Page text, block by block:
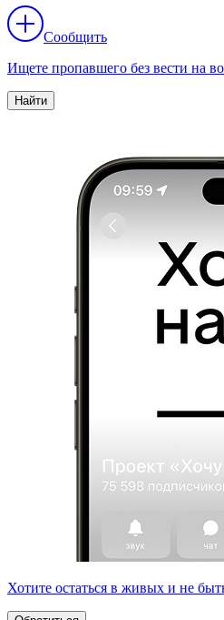
Сообщить
Ищете пропавшего без вести на
Найти
Хотите остаться в живых и не